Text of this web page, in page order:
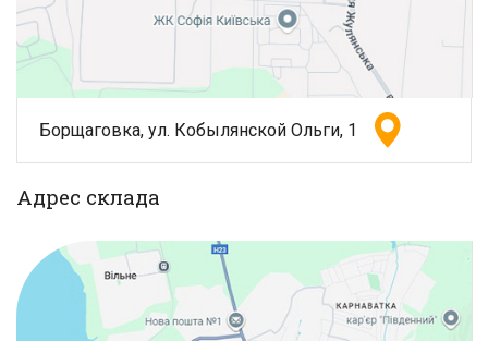
Борщаговка, ул. Кобылянской Ольги, 1
Адрес склада